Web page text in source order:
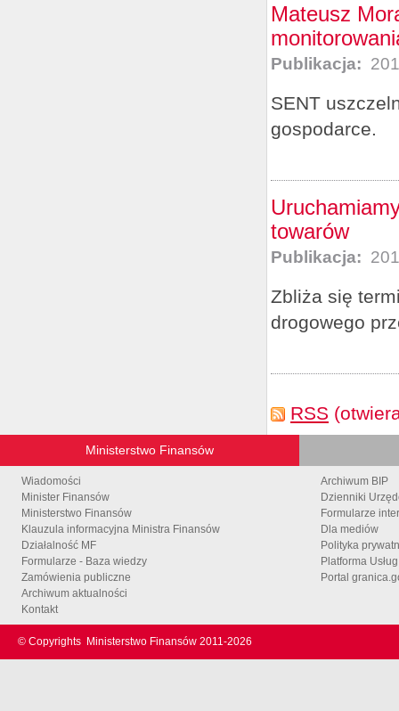
Mateusz
Publikacja:
SENT
gospodarce.
towarów
Publikacja:
Zbliża się
drogowego
RSS
Ministerstwo Finansów
Wiadomości
Minister Finansów
Ministerstwo Finansów
Klauzula informacyjna Ministra Finansów
Działalność MF
Formularze - Baza wiedzy
Zamówienia publiczne
Archiwum aktualności
Kontakt
Archiwum BIP
Dzienniki
Formularze
Dla mediów
Polityka
Platforma
Portal
© Copyrights Ministerstwo Finansów 2011-2026